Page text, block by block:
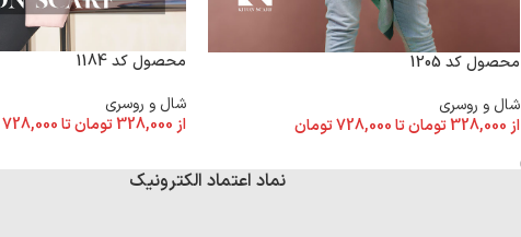
محصول کد 1205
شال و روسری
از 328,000تومانتا728,000تومان
محصول کد 1184
شال و روسری
از328,000 تومانتا728,000
نماد اعتماد الکترونیک